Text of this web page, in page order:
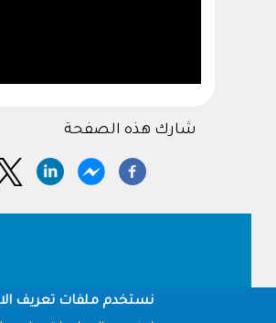
شارك هذه الصفحة
Footerنستخدم ملفات تعريف